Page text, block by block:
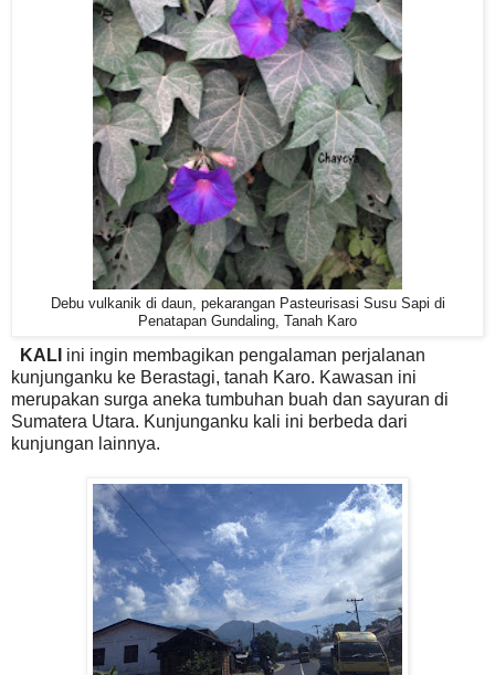
Debu vulkanik di daun, pekarangan Pasteurisasi Susu Sapi di
Penatapan Gundaling, Tanah Karo
KALI ini ingin membagikan pengalaman perjalanan
kunjunganku ke Berastagi, tanah Karo. Kawasan ini
merupakan surga aneka tumbuhan buah dan sayuran di
Sumatera Utara. Kunjunganku kali ini berbeda dari
kunjungan lainnya.